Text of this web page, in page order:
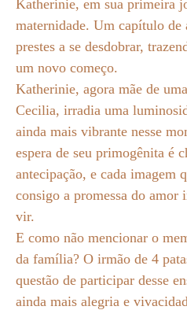
Katherinie, em sua primeira
maternidade. Um capítulo de
prestes a se desdobrar,
um novo começo.
Katherinie, agora mãe de
Cecilia, irradia uma
ainda mais vibrante nesse
espera de seu primogênita é
antecipação, e cada imagem
consigo a promessa do amor
vir.
E como não mencionar o
da família? O irmão de 4
questão de participar desse
ainda mais alegria e